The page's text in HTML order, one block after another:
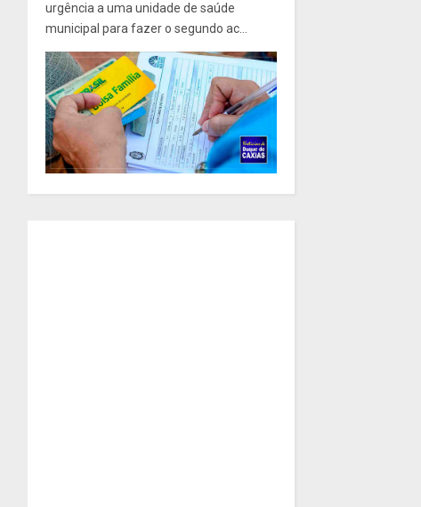
urgência a uma unidade de saúde
municipal para fazer o segundo ac...